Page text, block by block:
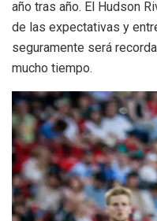
año tras año. El Hudson
de las expectativas y
seguramente será
mucho tiempo.